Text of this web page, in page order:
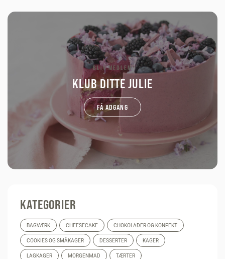
BLIV MEDLEM
KLUB DITTE JULIE
FÅ ADGANG
KATEGORIER
BAGVÆRK CHEESECAKE CHOKOLADER OG KONFEKT
COOKIES OG SMÅKAGER DESSERTER KAGER
LAGKAGER MORGENMAD TÆRTER